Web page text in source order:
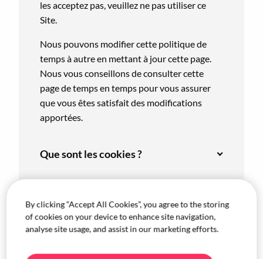
les acceptez pas, veuillez ne pas utiliser ce
Site.
Nous pouvons modifier cette politique de
temps à autre en mettant à jour cette page.
Nous vous conseillons de consulter cette
page de temps en temps pour vous assurer
que vous êtes satisfait des modifications
apportées.
Que sont les cookies ?
Types de cookies que nous
utilisons
By clicking “Accept All Cookies”, you agree to the storing
of cookies on your device to enhance site navigation,
analyse site usage, and assist in our marketing efforts.